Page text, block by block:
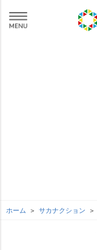
ホーム サカナクション